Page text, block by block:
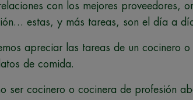
con los mejores proveedores,
estas, y más tareas, son el día a
apreciar las tareas de un cocinero
de comida.
ser cocinero o cocinera de profesión